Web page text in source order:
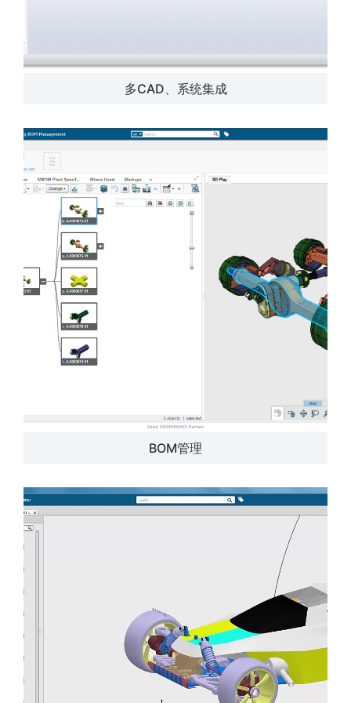
多CAD、系统集成
BOM管理